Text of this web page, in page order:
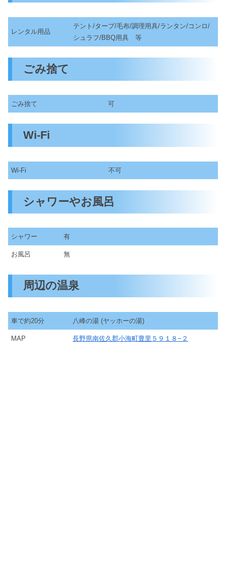
レンタル用品
テント/タープ/毛布/調理用具/ランタン/コンロ/
シュラフ/BBQ用具 等
ごみ捨て
ごみ捨て 可
Wi-Fi
Wi-Fi 不可
シャワーやお風呂
シャワー 有
お風呂 無
周辺の温泉
車で約20分 八峰の湯 (ヤッホーの湯)
MAP 長野県南佐久郡小海町豊里５９１８−２